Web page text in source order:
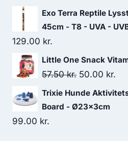
Exo Terra Reptile
45cm - T8 - UVA -
129.00 kr.
Little One Snack
57.50kr. Den
oprindelige
pris
50.00 kr.
Trixie Hunde
Board - Ø23x3cm
99.00 kr.